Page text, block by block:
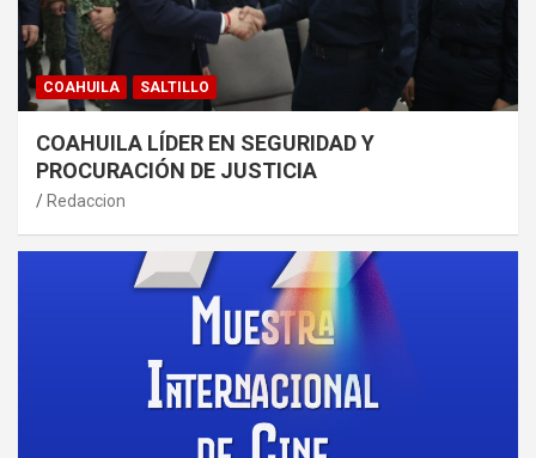
COAHUILA SALTILLO
COAHUILA LÍDER EN SEGURIDAD Y
PROCURACIÓN DE JUSTICIA
Redaccion